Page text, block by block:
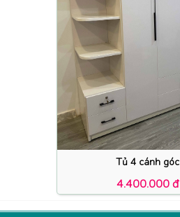
Tủ 4 cánh góc
4.400.000 đ